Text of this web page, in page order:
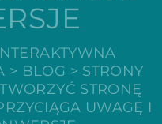
> BLOG > STRONY
STRONĘ
UWAGĘ I